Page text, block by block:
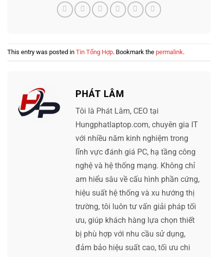
This entry was posted in Tin Tổng Hợp. Bookmark the permalink.
PHÁT LÂM
Tôi là Phát Lâm, CEO tại
Hungphatlaptop.com, chuyên gia IT
với nhiều năm kinh nghiệm trong
lĩnh vực đánh giá PC, hạ tầng công
nghệ và hệ thống mạng. Không chỉ
am hiểu sâu về cấu hình phần cứng,
hiệu suất hệ thống và xu hướng thị
trường, tôi luôn tư vấn giải pháp tối
ưu, giúp khách hàng lựa chọn thiết
bị phù hợp với nhu cầu sử dụng,
đảm bảo hiệu suất cao, tối ưu chi